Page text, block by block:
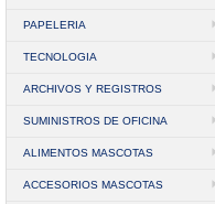
PAPELERIA
TECNOLOGIA
ARCHIVOS Y REGISTROS
SUMINISTROS DE OFICINA
ALIMENTOS MASCOTAS
ACCESORIOS MASCOTAS